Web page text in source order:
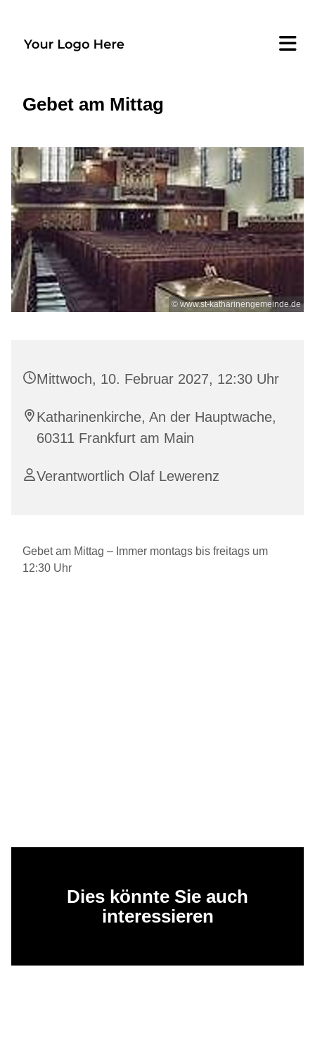
Gebet am Mittag
© www.st-katharinengemeinde.de
Mittwoch, 10. Februar 2027, 12:30 Uhr
Katharinenkirche, An der Hauptwache,
60311 Frankfurt am Main
Verantwortlich Olaf Lewerenz
Gebet am Mittag – Immer montags bis freitags um
12:30 Uhr
Dies könnte Sie auch
interessieren